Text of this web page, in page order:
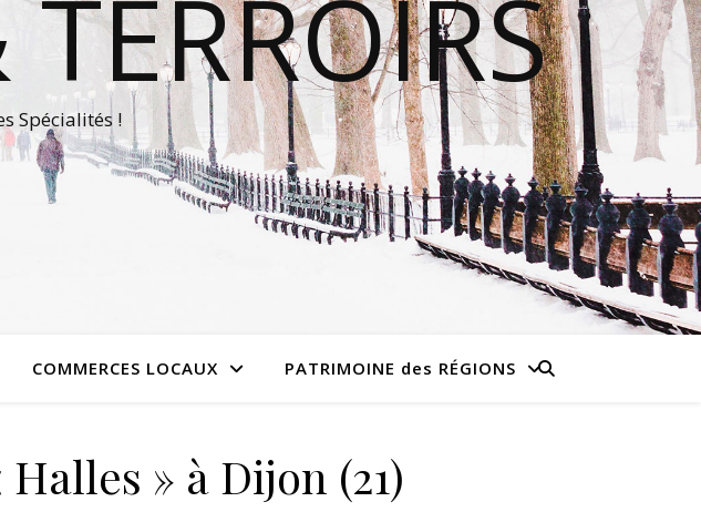
Spécialités !
COMMERCES LOCAUX PATRIMOINE des RÉGIONS
Halles » à Dijon (21)